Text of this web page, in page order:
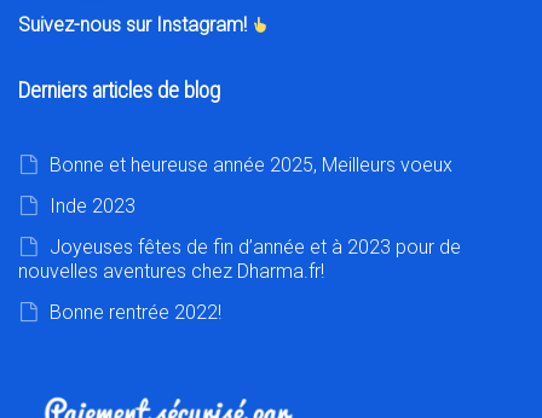
Suivez-nous sur Instagram!
Derniers articles de blog
Bonne et heureuse année 2025, Meilleurs voeux
Inde 2023
Joyeuses fêtes de fin d’année et à 2023 pour de
nouvelles aventures chez Dharma.fr!
Bonne rentrée 2022!